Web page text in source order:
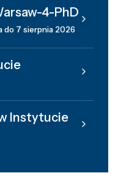
4-PhD
do 7 sierpnia 2026
Instytucie